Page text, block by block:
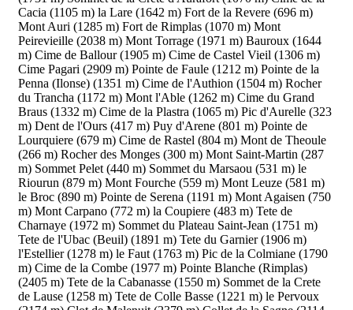
Cacia (1105 m) la Lare (1642 m) Fort de la Revere (696 m)
Mont Auri (1285 m) Fort de Rimplas (1070 m) Mont
Peirevieille (2038 m) Mont Torrage (1971 m) Bauroux (1644
m) Cime de Ballour (1905 m) Cime de Castel Vieil (1306 m)
Cime Pagari (2909 m) Pointe de Faule (1212 m) Pointe de la
Penna (Ilonse) (1351 m) Cime de l'Authion (1504 m) Rocher
du Trancha (1172 m) Mont l'Able (1262 m) Cime du Grand
Braus (1332 m) Cime de la Plastra (1065 m) Pic d'Aurelle (323
m) Dent de l'Ours (417 m) Puy d'Arene (801 m) Pointe de
Lourquiere (679 m) Cime de Rastel (804 m) Mont de Theoule
(266 m) Rocher des Monges (300 m) Mont Saint-Martin (287
m) Sommet Pelet (440 m) Sommet du Marsaou (531 m) le
Riourun (879 m) Mont Fourche (559 m) Mont Leuze (581 m)
le Broc (890 m) Pointe de Serena (1191 m) Mont Agaisen (750
m) Mont Carpano (772 m) la Coupiere (483 m) Tete de
Charnaye (1972 m) Sommet du Plateau Saint-Jean (1751 m)
Tete de l'Ubac (Beuil) (1891 m) Tete du Garnier (1906 m)
l'Estellier (1278 m) le Faut (1763 m) Pic de la Colmiane (1790
m) Cime de la Combe (1977 m) Pointe Blanche (Rimplas)
(2405 m) Tete de la Cabanasse (1550 m) Sommet de la Crete
de Lause (1258 m) Tete de Colle Basse (1221 m) le Pervoux